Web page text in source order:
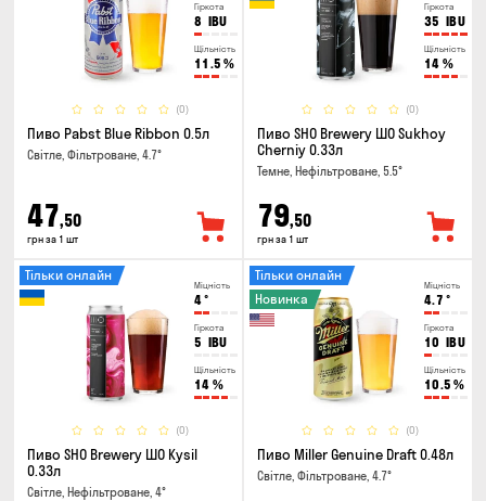
Гіркота
8 IBU
Щільність
11.5 %
(0)
Пиво Pabst Blue Ribbon 0.5л
Світле, Фільтроване, 4.7°
47,50
грн за 1 шт
Гіркота
35 IBU
Щільність
14 %
(0)
Пиво SHO Brewery ШО Sukhoy
Cherniy 0.33л
Темне, Нефільтроване, 5.5°
79,50
грн за 1 шт
Міцність
4°
Гіркота
5 IBU
Щільність
14 %
(0)
Тільки онлайн
Пиво SHO Brewery ШО Kysil
0.33л
Світле, Нефільтроване, 4°
Міцність
4.7 °
Гіркота
10 IBU
Щільність
10.5 %
(0)
Тільки онлайн
Новинка
Пиво Miller Genuine Draft 0.48л
Світле, Фільтроване, 4.7°